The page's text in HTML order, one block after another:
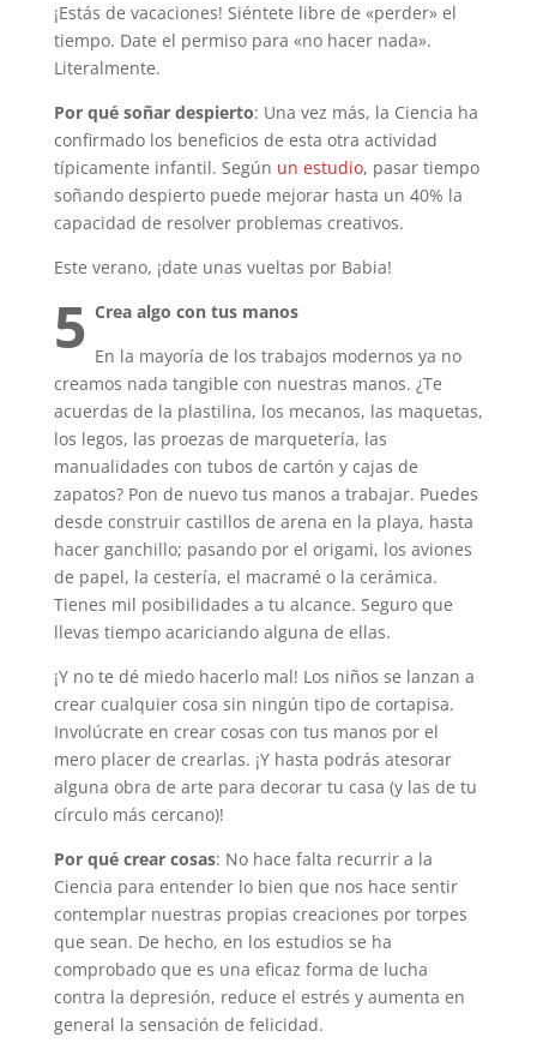
¡Estás de vacaciones! Siéntete libre de «perder» el
tiempo. Date el permiso para «no hacer nada».
Literalmente.
Por qué soñar despierto: Una vez más, la Ciencia ha
confirmado los beneficios de esta otra actividad
típicamente infantil. Según un estudio, pasar tiempo
soñando despierto puede mejorar hasta un 40% la
capacidad de resolver problemas creativos.
Este verano, ¡date unas vueltas por Babia!
5 Crea algo con tus manos
En la mayoría de los trabajos modernos ya no
creamos nada tangible con nuestras manos. ¿Te
acuerdas de la plastilina, los mecanos, las maquetas,
los legos, las proezas de marquetería, las
manualidades con tubos de cartón y cajas de
zapatos? Pon de nuevo tus manos a trabajar. Puedes
desde construir castillos de arena en la playa, hasta
hacer ganchillo; pasando por el origami, los aviones
de papel, la cestería, el macramé o la cerámica.
Tienes mil posibilidades a tu alcance. Seguro que
llevas tiempo acariciando alguna de ellas.
¡Y no te dé miedo hacerlo mal! Los niños se lanzan a
crear cualquier cosa sin ningún tipo de cortapisa.
Involúcrate en crear cosas con tus manos por el
mero placer de crearlas. ¡Y hasta podrás atesorar
alguna obra de arte para decorar tu casa (y las de tu
círculo más cercano)!
Por qué crear cosas: No hace falta recurrir a la
Ciencia para entender lo bien que nos hace sentir
contemplar nuestras propias creaciones por torpes
que sean. De hecho, en los estudios se ha
comprobado que es una eficaz forma de lucha
contra la depresión, reduce el estrés y aumenta en
general la sensación de felicidad.